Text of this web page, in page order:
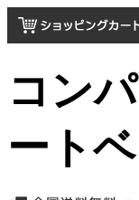
コン
ートベ